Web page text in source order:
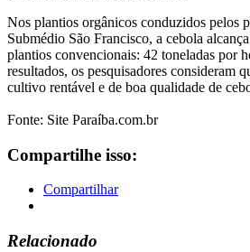
Nos plantios orgânicos conduzidos pelos
Submédio São Francisco, a cebola
plantios convencionais: 42 toneladas por
resultados, os pesquisadores consideram
cultivo rentável e de boa qualidade de
Fonte: Site Paraíba.com.br
Compartilhe isso:
Compartilhar
Relacionado